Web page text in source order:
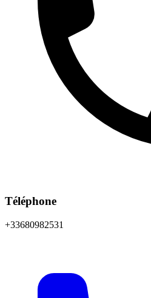
Téléphone
+33680982531